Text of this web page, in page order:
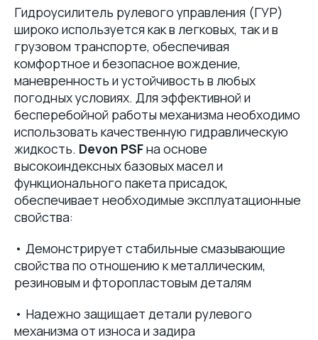
Гидроусилитель рулевого управления (ГУР)
широко используется как в легковых, так и в
грузовом транспорте, обеспечивая
комфортное и безопасное вождение,
маневренность и устойчивость в любых
погодных условиях. Для эффективной и
бесперебойной работы механизма необходимо
использовать качественную гидравлическую
жидкость. Devon PSFна основе
высокоиндексных базовых масел и
функционального пакета присадок,
обеспечивает необходимые эксплуатационные
свойства:
• Демонстрирует стабильные смазывающие
свойства по отношению к металлическим,
резиновым и фторопластовым деталям
• Надежно защищает детали рулевого
механизма от износа и задира